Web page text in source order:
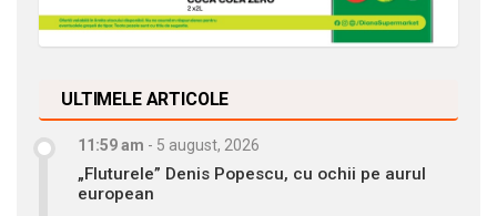
ULTIMELE ARTICOLE
11:59 am - 5 august, 2026
„Fluturele” Denis Popescu, cu ochii pe aurul
european